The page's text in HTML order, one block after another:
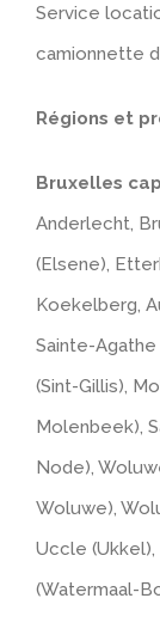
Service
camionnette
Régions et
Bruxelles
Anderlecht,
(Elsene),
Koekelberg,
Sainte-
(Sint-Gillis),
Molenbeek),
Node),
Woluwe),
Uccle
(Watermaal-